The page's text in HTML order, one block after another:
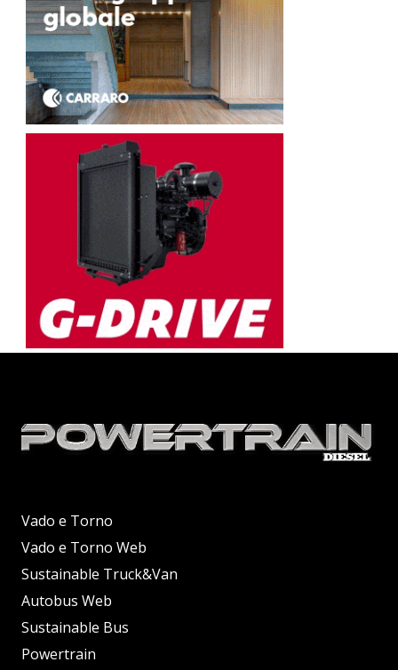
Vado e Torno
Vado e Torno Web
Sustainable Truck&Van
Autobus Web
Sustainable Bus
Powertrain